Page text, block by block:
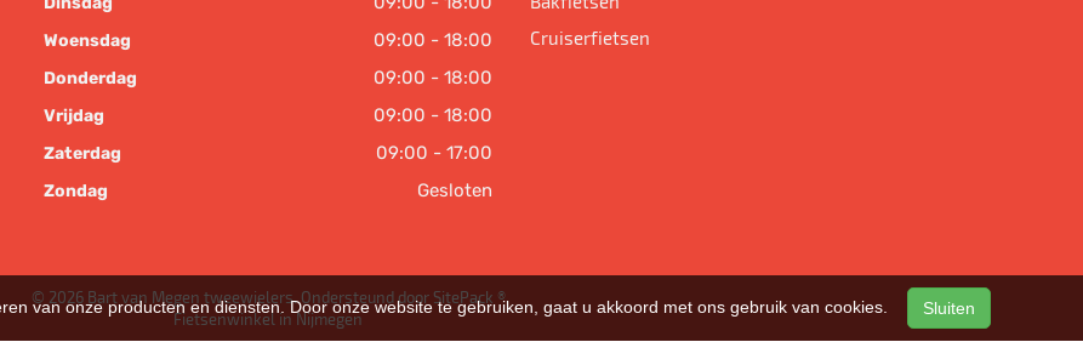
Woensdag 09:00 - 18:00
Donderdag 09:00 - 18:00
Vrijdag 09:00 - 18:00
Zaterdag 09:00 - 17:00
Zondag Gesloten
Cruiserfietsen
© 2026 Bart van Megen tweewielers. Ondersteund door SitePack ®
Fietsenwinkel in Nijmegen
van onze producten en diensten. Door onze website te gebruiken, gaat u akkoord met ons gebruik van cookies. Sluiten